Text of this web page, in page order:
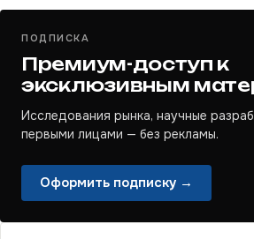
ПОДПИСКА
Премиум-доступ к
эксклюзивным
Исследования рынка, научные
первыми лицами — без рекламы.
Оформить подписку →